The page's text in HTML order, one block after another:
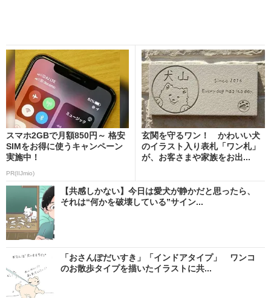
スマホ2GBで月額850円～ 格安
SIMをお得に使うキャンペーン
実施中！
PR(IIJmio)
玄関を守るワン！ かわいい犬
のイラスト入り表札「ワン札」
が、お客さまや家族をお出...
【共感しかない】今日は愛犬が静かだと思ったら、
それは“何かを破壊している”サイン...
「おさんぽだいすき」「インドアタイプ」 ワンコ
のお散歩タイプを描いたイラストに共...